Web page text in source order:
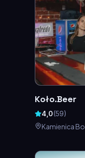
Koło.Beer
4,0(59)
Kamienica